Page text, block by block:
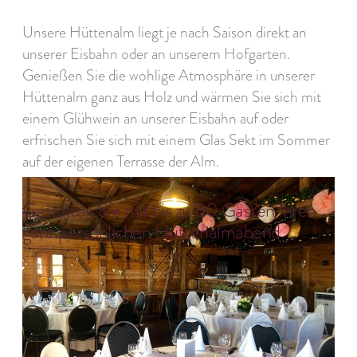
Unsere Hüttenalm liegt je nach Saison direkt an
unserer Eisbahn oder an unserem Hofgarten.
Genießen Sie die wohlige Atmosphäre in unserer
Hüttenalm ganz aus Holz und wärmen Sie sich mit
einem Glühwein an unserer Eisbahn auf oder
erfrischen Sie sich mit einem Glas Sekt im Sommer
auf der eigenen Terrasse der Alm.
Gestalten Sie mit bis zu 80 Gästen Ihren
ganz persönlichen Hüttenalmabend.